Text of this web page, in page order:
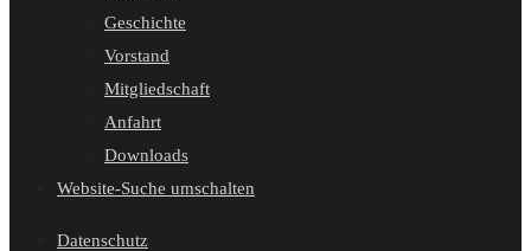
Geschichte
Vorstand
Mitgliedschaft
Anfahrt
Downloads
Website-Suche umschalten
Datenschutz